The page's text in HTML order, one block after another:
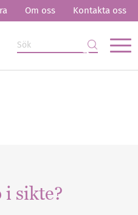
Om oss Kontakta oss
sikte?